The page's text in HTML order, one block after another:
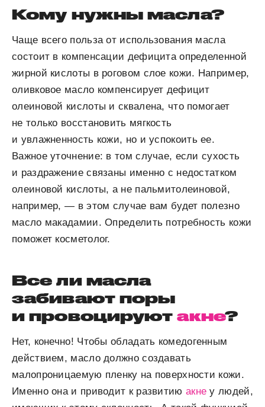
Кому нужны масла?
Чаще всего польза от использования масла
состоит в компенсации дефицита определенной
жирной кислоты в роговом слое кожи. Например,
оливковое масло компенсирует дефицит
олеиновой кислоты и сквалена, что помогает
не только восстановить мягкость
и увлажненность кожи, но и успокоить ее.
Важное уточнение: в том случае, если сухость
и раздражение связаны именно с недостатком
олеиновой кислоты, а не пальмитолеиновой,
например, — в этом случае вам будет полезно
масло макадамии. Определить потребность кожи
поможет косметолог.
Все ли масла
забивают поры
и провоцируютакне?
Нет, конечно! Чтобы обладать комедогенным
действием, масло должно создавать
малопроницаемую пленку на поверхности кожи.
Именно она и приводит к развитию акне у людей,